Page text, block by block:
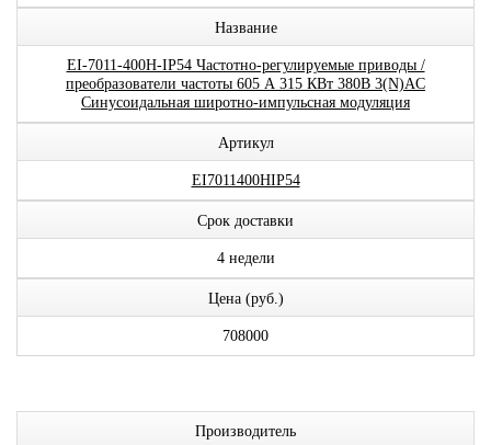
Название
EI-7011-400H-IP54 Частотно-регулируемые приводы /
преобразователи частоты 605 А 315 КВт 380В 3(N)AC
Синусоидальная широтно-импульсная модуляция
Артикул
EI7011400HIP54
Срок доставки
4 недели
Цена (руб.)
708000
Производитель